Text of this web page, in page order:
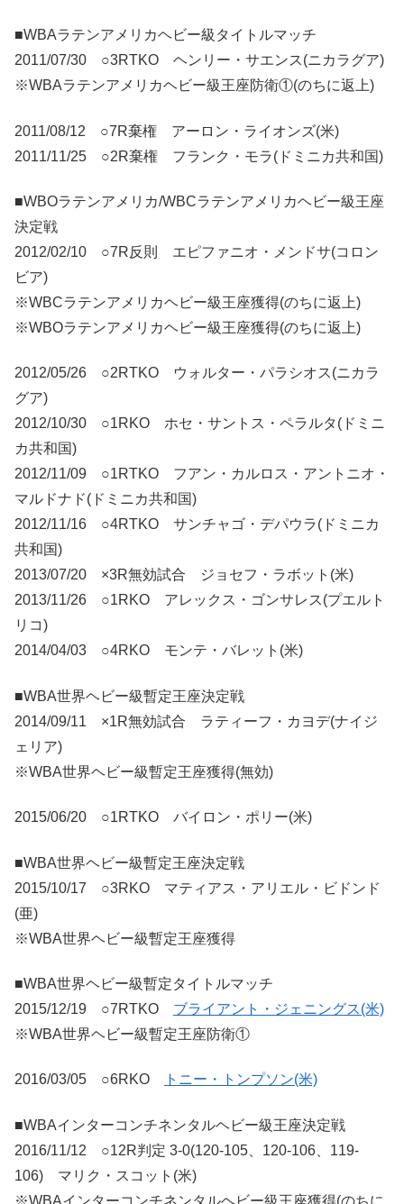
■WBAラテンアメリカヘビー級タイトルマッチ
2011/07/30 ○3RTKO ヘンリー・サエンス(ニカラグア)
※WBAラテンアメリカヘビー級王座防衛①(のちに返上)
2011/08/12 ○7R棄権 アーロン・ライオンズ(米)
2011/11/25 ○2R棄権 フランク・モラ(ドミニカ共和国)
■WBOラテンアメリカ/WBCラテンアメリカヘビー級王座
決定戦
2012/02/10 ○7R反則 エピファニオ・メンドサ(コロン
ビア)
※WBCラテンアメリカヘビー級王座獲得(のちに返上)
※WBOラテンアメリカヘビー級王座獲得(のちに返上)
2012/05/26 ○2RTKO ウォルター・パラシオス(ニカラ
グア)
2012/10/30 ○1RKO ホセ・サントス・ペラルタ(ドミニ
カ共和国)
2012/11/09 ○1RTKO フアン・カルロス・アントニオ・
マルドナド(ドミニカ共和国)
2012/11/16 ○4RTKO サンチャゴ・デパウラ(ドミニカ
共和国)
2013/07/20 ×3R無効試合 ジョセフ・ラボット(米)
2013/11/26 ○1RKO アレックス・ゴンサレス(プエルト
リコ)
2014/04/03 ○4RKO モンテ・バレット(米)
■WBA世界ヘビー級暫定王座決定戦
2014/09/11 ×1R無効試合 ラティーフ・カヨデ(ナイジ
ェリア)
※WBA世界ヘビー級暫定王座獲得(無効)
2015/06/20 ○1RTKO バイロン・ポリー(米)
■WBA世界ヘビー級暫定王座決定戦
2015/10/17 ○3RKO マティアス・アリエル・ビドンド
(亜)
※WBA世界ヘビー級暫定王座獲得
■WBA世界ヘビー級暫定タイトルマッチ
2015/12/19 ○7RTKO ブライアント・ジェニングス(米)
※WBA世界ヘビー級暫定王座防衛①
2016/03/05 ○6RKO トニー・トンプソン(米)
■WBAインターコンチネンタルヘビー級王座決定戦
2016/11/12 ○12R判定 3-0(120-105、120-106、119-
106) マリク・スコット(米)
※WBAインターコンチネンタルヘビー級王座獲得(のちに